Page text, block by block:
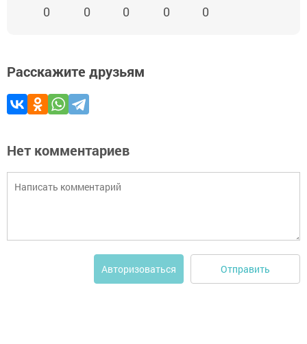
0 0 0 0 0
Расскажите друзьям
Нет комментариев
Авторизоваться Отправить